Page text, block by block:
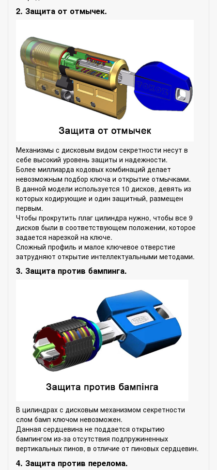
2. Защита от отмычек.
Механизмы с дисковым видом секретности несут в
себе высокий уровень защиты и надежности.
Более миллиарда кодовых комбинаций делает
невозможным подбор ключа и открытие отмычками.
В данной модели используется 10 дисков, девять из
которых кодирующие и один защитный, размещен
первым.
Чтобы прокрутить плаг цилиндра нужно, чтобы все 9
дисков были в соответствующем положении, которое
задается нарезкой на ключе.
Сложный профиль и малое ключевое отверстие
затрудняют открытие интеллектуальными методами.
3. Защита против бампинга.
В цилиндрах с дисковым механизмом секретности
слом бамп ключом невозможен.
Данная сердцевина не поддается открытию
бампингом из-за отсутствия подпружиненных
вертикальных пинов, в отличие от пиновых сердцевин.
4. Защита против перелома.